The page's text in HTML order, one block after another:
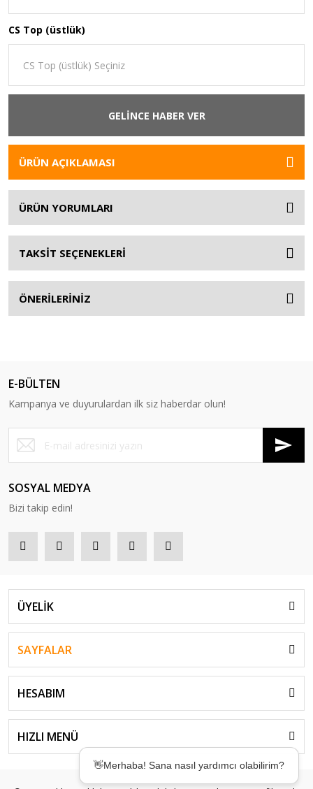
CS Top (üstlük)
GELİNCE HABER VER
ÜRÜN AÇIKLAMASI
ÜRÜN YORUMLARI
TAKSİT SEÇENEKLERİ
ÖNERİLERİNİZ
E-BÜLTEN
Kampanya ve duyurulardan ilk siz haberdar olun!
SOSYAL MEDYA
Bizi takip edin!
ÜYELİK
SAYFALAR
HESABIM
HIZLI MENÜ
👋Merhaba! Sana nasıl yardımcı olabilirim?
çözümler sunmak için buradayım! ✨